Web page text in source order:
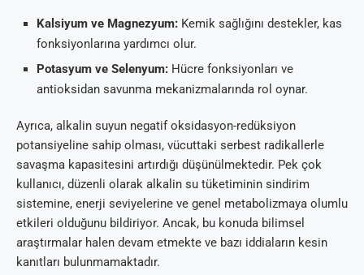
Kalsiyum ve Magnezyum: Kemik sağlığını destekler, kas
fonksiyonlarına yardımcı olur.
Potasyum ve Selenyum: Hücre fonksiyonları ve
antioksidan savunma mekanizmalarında rol oynar.
Ayrıca, alkalin suyun negatif oksidasyon-redüksiyon
potansiyeline sahip olması, vücuttaki serbest radikallerle
savaşma kapasitesini artırdığı düşünülmektedir. Pek çok
kullanıcı, düzenli olarak alkalin su tüketiminin sindirim
sistemine, enerji seviyelerine ve genel metabolizmaya olumlu
etkileri olduğunu bildiriyor. Ancak, bu konuda bilimsel
araştırmalar halen devam etmekte ve bazı iddiaların kesin
kanıtları bulunmamaktadır.